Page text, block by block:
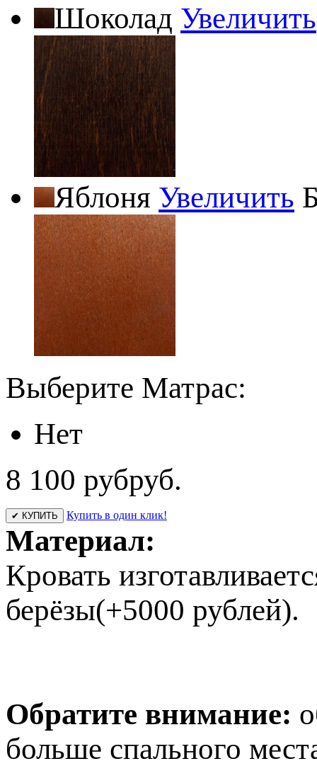
Шоколад Увеличить
Яблоня Увеличить
Выберите Матрас:
Нет
8 100 рубруб.
✔ КУПИТЬ Купить в один клик!
Материал:
Кровать
берёзы(+5000 рублей).
Обратите внимание:
больше спального